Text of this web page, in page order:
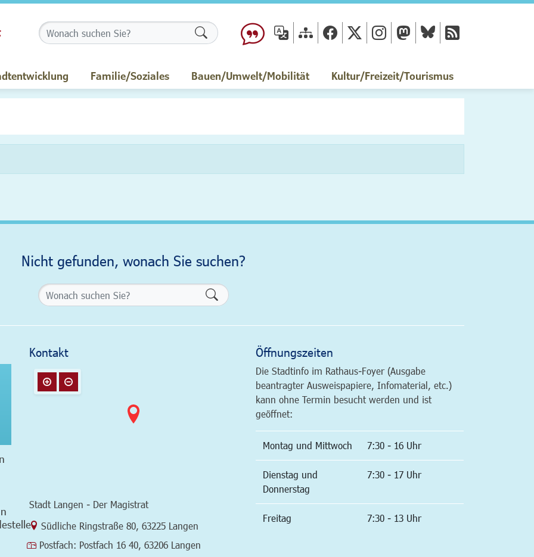
Formularschaltfläche
Familie/Soziales Bauen/Umwelt/Mobilität Kultur/Freizeit/Tourismus
Nicht gefunden, wonach Sie suchen?
Formularschaltfläche
Kontakt
Stadt Langen - Der Magistrat
Link zur Google-Maps Navigation
Südliche Ringstraße 80, 63225 Langen
Postfach: Postfach 16 40, 63206 Langen
Öffnungszeiten
Die Stadtinfo im Rathaus-Foyer (Ausgabe
beantragter Ausweispapiere, Infomaterial, etc.)
kann ohne Termin besucht werden und ist
geöffnet:
Montag und Mittwoch 7:30 - 16 Uhr
Dienstag und
Donnerstag
7:30 - 17 Uhr
Freitag 7:30 - 13 Uhr